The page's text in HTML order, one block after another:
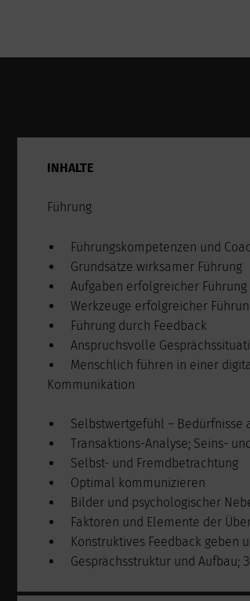
INHALTE
Führung
Führungskompetenzen und
Grundsätze wirksamer Führung
Aufgaben erfolgreicher Führung
Werkzeuge erfolgreicher
Führung durch Feedback
Anspruchsvolle
Menschlich führen in einer
Kommunikation
Selbstwertgefühl – Bedürfnisse
Transaktions-Analyse; Seins-
Selbst- und Fremdbetrachtung
Optimal kommunizieren
Bilder und psychologischer
Faktoren und Elemente der
Konstruktives Feedback geben
Gesprächsstruktur und Aufbau;